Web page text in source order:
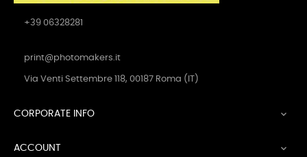
+39 06328281
print@photomakers.it
Via Venti Settembre 118, 00187 Roma (IT)
CORPORATE INFO 
ACCOUNT 